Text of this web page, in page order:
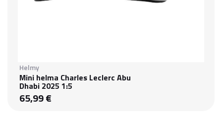
Helmy
Mini helma Charles Leclerc Abu
Dhabi 2025 1:5
65,99 €